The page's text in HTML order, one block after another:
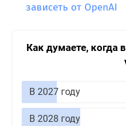
зависеть от OpenAI
Как думаете, когда
В 2027 году
В 2028 году